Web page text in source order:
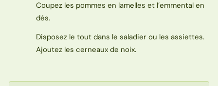
Coupez les pommes en lamelles et l’emmental en
dés.
Disposez le tout dans le saladier ou les assiettes.
Ajoutez les cerneaux de noix.